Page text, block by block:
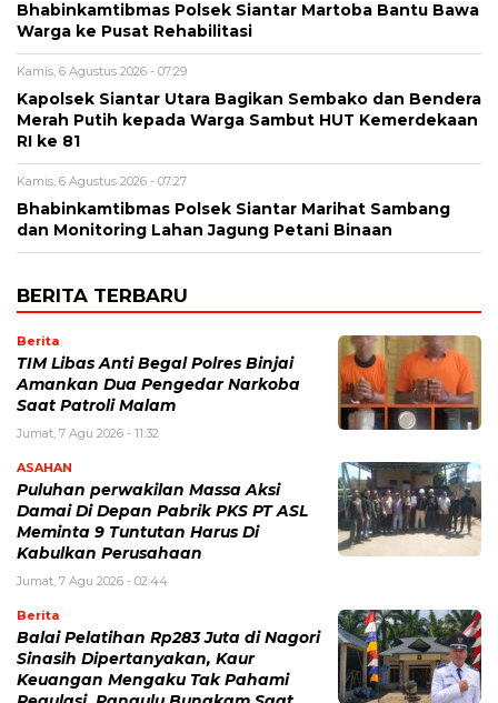
Bhabinkamtibmas Polsek Siantar Martoba Bantu Bawa
Warga ke Pusat Rehabilitasi
Kamis, 6 Agustus 2026 - 07:29
Kapolsek Siantar Utara Bagikan Sembako dan Bendera
Merah Putih kepada Warga Sambut HUT Kemerdekaan
RI ke 81
Kamis, 6 Agustus 2026 - 07:27
Bhabinkamtibmas Polsek Siantar Marihat Sambang
dan Monitoring Lahan Jagung Petani Binaan
BERITA TERBARU
Berita
TIM Libas Anti Begal Polres Binjai
Amankan Dua Pengedar Narkoba
Saat Patroli Malam
Jumat, 7 Agu 2026 - 11:32
ASAHAN
Puluhan perwakilan Massa Aksi
Damai Di Depan Pabrik PKS PT ASL
Meminta 9 Tuntutan Harus Di
Kabulkan Perusahaan
Jumat, 7 Agu 2026 - 02:44
Berita
Balai Pelatihan Rp283 Juta di Nagori
Sinasih Dipertanyakan, Kaur
Keuangan Mengaku Tak Pahami